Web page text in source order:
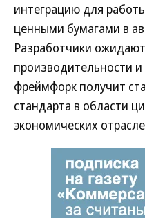
интеграцию для
ценными бумагами в
Разработчики
производительности
фреймфорк получит
стандарта в области
экономических